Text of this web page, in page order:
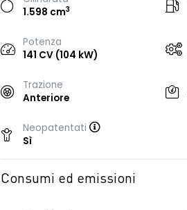
1.598 cm3
Potenza
141 CV (104 kW)
Trazione
Anteriore
Neopatentati
Sì
Consumi ed emissioni